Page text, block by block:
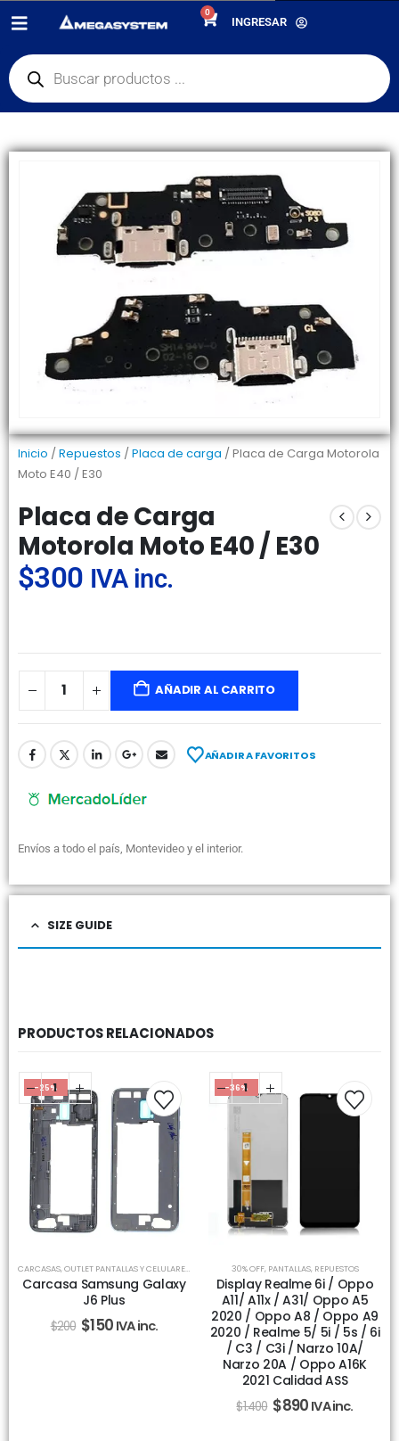
0
INGRESAR
PRODUCTOSREPUESTOS
PLACA DE CARGA
Inicio /Repuestos /Placa de carga / Placa de Carga Motorola
Moto E40 / E30
Placa de Carga
Motorola Moto E40 / E30
$300 IVA inc.
AÑADIR AL CARRITO
AÑADIR A FAVORITOS
Envíos a todo el país, Montevideo y el interior.
SIZE GUIDE
PRODUCTOS RELACIONADOS
-25%
CARCASAS,OUTLET PANTALLAS Y CELULARES REPUESTOS
Carcasa Samsung Galaxy
J6 Plus
$200 $150 IVA inc.
-36%
30% OFF, PANTALLAS, REPUESTOS
Display Realme 6i / Oppo
A11/ A11x / A31/ Oppo A5
2020 / Oppo A8 / Oppo A9
2020 / Realme 5/ 5i / 5s / 6i
/ C3 / C3i / Narzo 10A/
Narzo 20A / Oppo A16K
2021 Calidad ASS
$1.400 $890 IVA inc.